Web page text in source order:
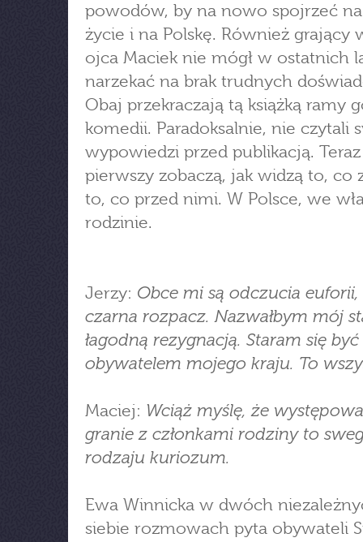
powodów, by na nowo spojrzeć
życie i na Polskę. Również grający
ojca Maciek nie mógł w ostatnich
narzekać na brak trudnych
Obaj przekraczają tą książką ramy
komedii. Paradoksalnie, nie czytali
wypowiedzi przed publikacją.
pierwszy zobaczą, jak widzą to, co
to, co przed nimi. W Polsce, we
rodzinie.
Jerzy: Obce mi są odczucia euforii,
czarna rozpacz. Nazwałbym mój
łagodną rezygnacją. Staram się być
obywatelem mojego kraju. To
Maciej: Wciąż myślę, że
granie z członkami rodziny to
rodzaju kuriozum.
Ewa Winnicka w dwóch
siebie rozmowach pyta obywateli